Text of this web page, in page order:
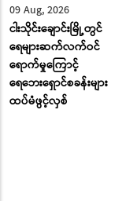
09 Aug, 2026
ငါးသိုင်းချောင်းမြို့တွင်
ရေများဆက်လက်ဝင်
ရောက်မှုကြောင့်
ရေဘေးရှောင်စခန်းများ
ထပ်မံဖွင့်လှစ်